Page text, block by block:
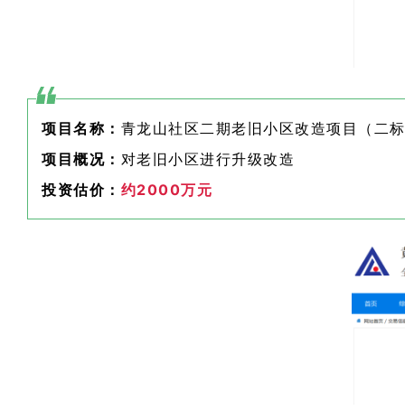
项目名称： 青龙山社区二期老旧小区改造项目（二
项目概况： 对老旧小区进行升级改造
投资估价： 约2000万元